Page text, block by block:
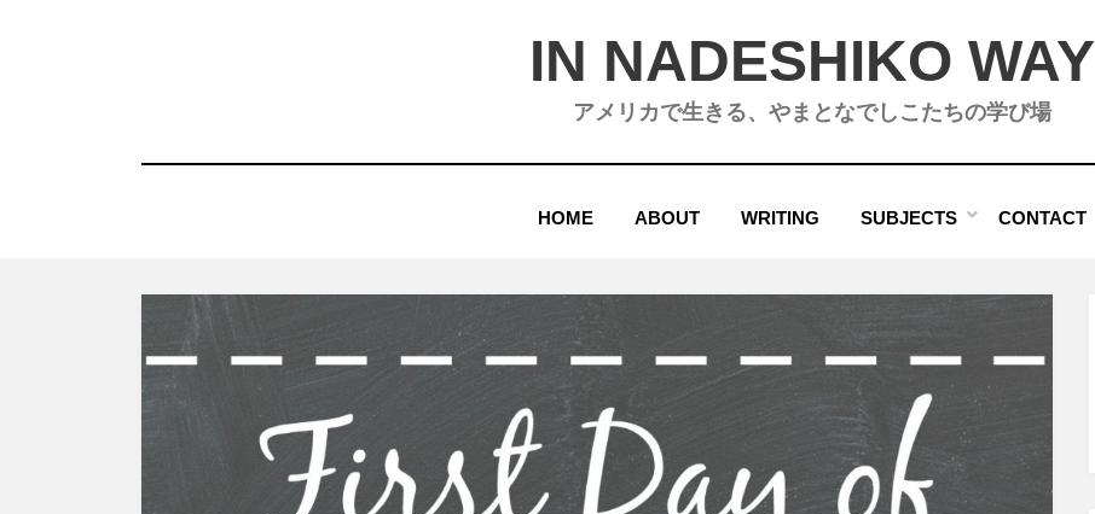
IN NADESHIKO WAY
アメリカで生きる、やまとなでしこたちの学び場
HOME ABOUT WRITING SUBJECTS CONTACT